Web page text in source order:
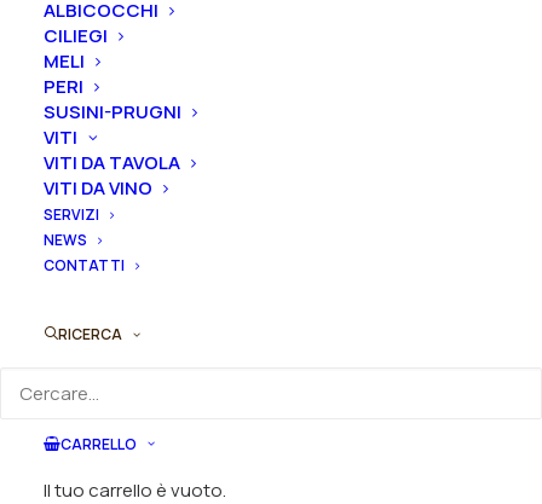
ALBICOCCHI
CILIEGI
MELI
PERI
SUSINI-PRUGNI
VITI
VITI DA TAVOLA
VITI DA VINO
SERVIZI
NEWS
CONTATTI
RICERCA
CARRELLO
Il tuo carrello è vuoto.
Formato
Iris
germanica
"Wishful
Thinking"
quantità
Ordina subito questo prodotto!
Puoi acquistare ora questo prodotto contattandoci e
indicando la dimensione del vaso desiderata e la